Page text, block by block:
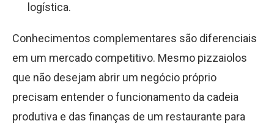
logística.
Conhecimentos complementares são diferenciais
em um mercado competitivo. Mesmo pizzaiolos
que não desejam abrir um negócio próprio
precisam entender o funcionamento da cadeia
produtiva e das finanças de um restaurante para